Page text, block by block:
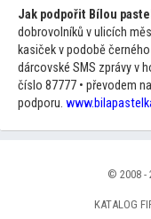
Jak podpořit Bílou
dobrovolníků v ulicích
kasiček v podobě
dárcovské SMS zprávy v
číslo 87777 • převodem
podporu.
© 2008 -
KATALOG